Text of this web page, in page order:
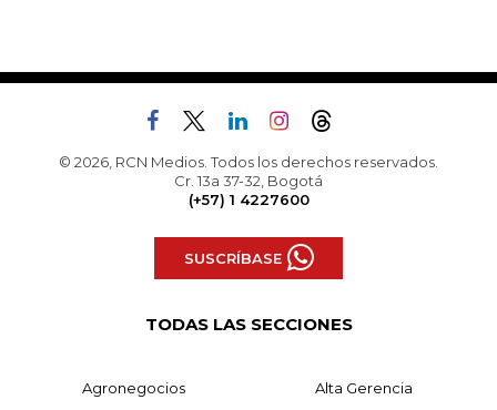
© 2026, RCN Medios. Todos los derechos reservados.
Cr. 13a 37-32, Bogotá
(+57) 1 4227600
SUSCRÍBASE
TODAS LAS SECCIONES
Agronegocios Alta Gerencia